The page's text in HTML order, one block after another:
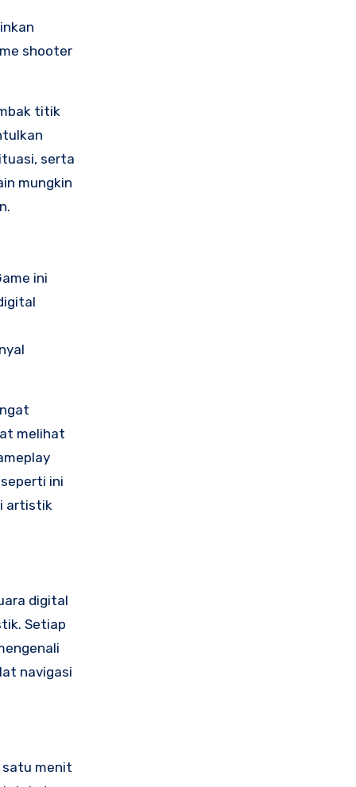
shooter
titik
serta
mungkin
ini
melihat
ini
artistik
digital
Setiap
navigasi
menit